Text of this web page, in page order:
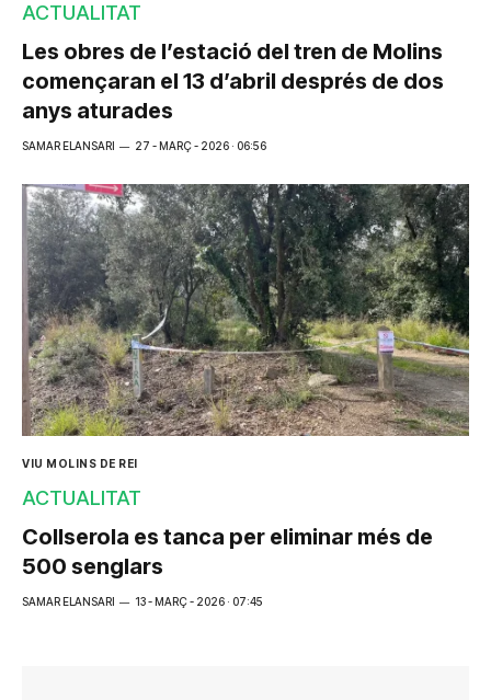
ACTUALITAT
Les obres de l’estació del tren de Molins
començaran el 13 d’abril després de dos
anys aturades
SAMAR ELANSARI 27 - MARÇ - 2026 · 06:56
VIU MOLINS DE REI
ACTUALITAT
Collserola es tanca per eliminar més de
500 senglars
SAMAR ELANSARI 13 - MARÇ - 2026 · 07:45